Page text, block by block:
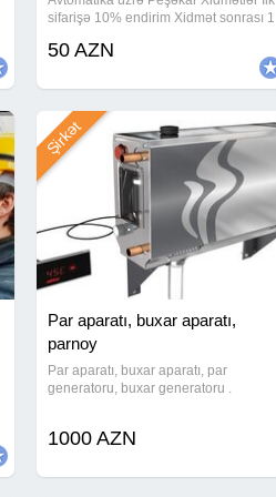
sifarişə 10% endirim Xidmət sonrası 1
Generator, transformator və yüksək
50 AZN
Par aparatı, buxar aparatı,
parnoy
Par aparatı, buxar aparatı, par
generatoru, buxar generatoru .
Şirkət
1000 AZN